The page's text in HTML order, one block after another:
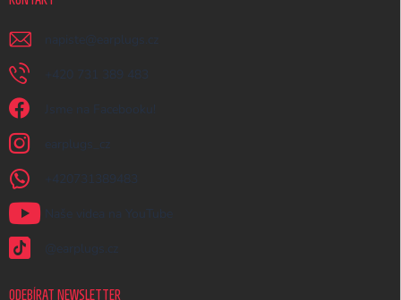
napiste @ earplugs.cz
+420 731 389 483
Jsme na Facebooku!
earplugs_cz
+420731389483
Naše videa na YouTube
@earplugs.cz
ODEBÍRAT NEWSLETTER